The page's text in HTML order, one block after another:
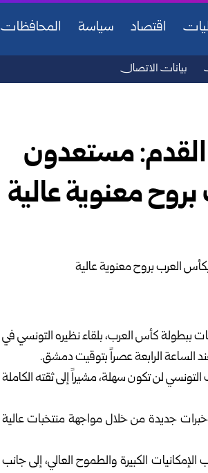
اقتصاد سياسة المحافظات
بيانات الاتصال
القدم: مستعدون
معنوية عالية
ببطولة كأس العرب، بلقاء نظيره التونسي في
الساعة الرابعة عصراً بتوقيت دمشق.
لن تكون سهلة، مشيراً إلى ثقته الكاملة
خبرات جديدة من خلال مواجهة منتخبات عالية
الكبيرة والطموح العالي، إلى جانب